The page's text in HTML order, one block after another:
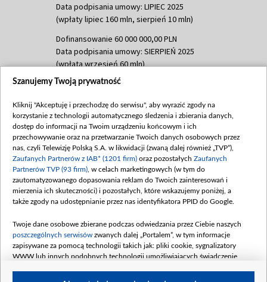
Data podpisania umowy: LIPIEC 2025
(wpłaty lipiec 160 mln, sierpień 10 mln)
Dofinansowanie 60 000 000,00 PLN
Data podpisania umowy: SIERPIEŃ 2025
(wpłata wrzesień 60 mln)
Dofinansowanie 635 783 051,21 PLN
(wpłata wrzesień 100 mln, październik 350
mln, listopad 265 mln)
Dofinansowanie 48 862 000,00 PLN
Data podpisania umowy: GRUDZIEŃ 2025
(wpłata grudzień 60,548 mln)
Dofinansowanie 900 000 000,00 PLN
Data podpisania umowy: LUTY 2026 (wpłata
kwiecień 180 mln, 7 maja 180 mln, 8
czerwca 90 mln)
Dofinansowanie 250 000 000,00 PLN
Szanujemy Twoją prywatność
Kliknij "Akceptuję i przechodzę do serwisu", aby wyrazić zgody na
korzystanie z technologii automatycznego śledzenia i zbierania danych,
dostęp do informacji na Twoim urządzeniu końcowym i ich
przechowywanie oraz na przetwarzanie Twoich danych osobowych przez
nas, czyli Telewizję Polską S.A. w likwidacji (zwaną dalej również „TVP”),
Zaufanych Partnerów z IAB* (1201 firm) oraz pozostałych Zaufanych
Partnerów TVP (93 firm) , w celach marketingowych (w tym do
zautomatyzowanego dopasowania reklam do Twoich zainteresowań i
mierzenia ich skuteczności) i pozostałych, które wskazujemy poniżej, a
także zgody na udostępnianie przez nas identyfikatora PPID do Google.
Twoje dane osobowe zbierane podczas odwiedzania przez Ciebie naszych
poszczególnych serwisów zwanych dalej „Portalem”, w tym informacje
zapisywane za pomocą technologii takich jak: pliki cookie, sygnalizatory
WWW lub innych podobnych technologii umożliwiających świadczenie